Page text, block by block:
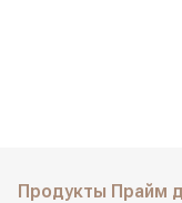
Продукты Прайм